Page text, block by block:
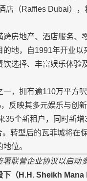
店（Raffles Dubai）
房地产、酒店服务、
地，自1991年开业以
选择、丰富娱乐体验
，拥有逾110万平方
反映其多元娱乐与创
35个新租户，同时新
转型后的瓦菲城将在
位。
署联营企业协议以启动
下（ H.H. Sheikh Mana